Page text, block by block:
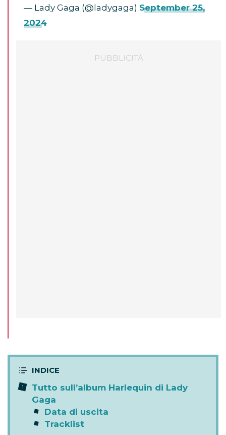
— Lady Gaga (@ladygaga) September 25,
2024
Tutto sull’album Harlequin di Lady
Gaga
Data di uscita
Tracklist